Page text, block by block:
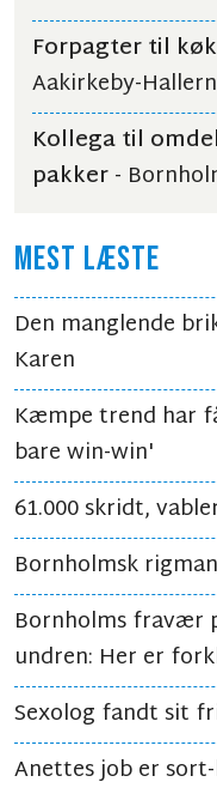
Forpagter til
Aakirkeby-
Kollega til
pakker-
MEST LÆSTE
Den manglende
Karen
Kæmpe trend har
bare win-win'
61.000 skridt,
Bornholmsk
Bornholms fravær
undren: Her er
Sexolog fandt sit
Anettes job er